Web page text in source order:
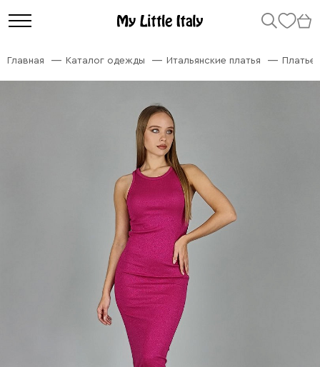
Главная Каталог одежды Итальянские платья